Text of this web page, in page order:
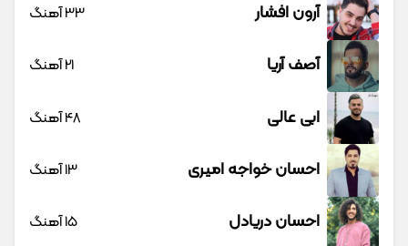
آرون افشار 33 آهنگ
آصف آریا 21 آهنگ
ابی عالی 48 آهنگ
احسان خواجه امیری 13 آهنگ
احسان دریادل 15 آهنگ